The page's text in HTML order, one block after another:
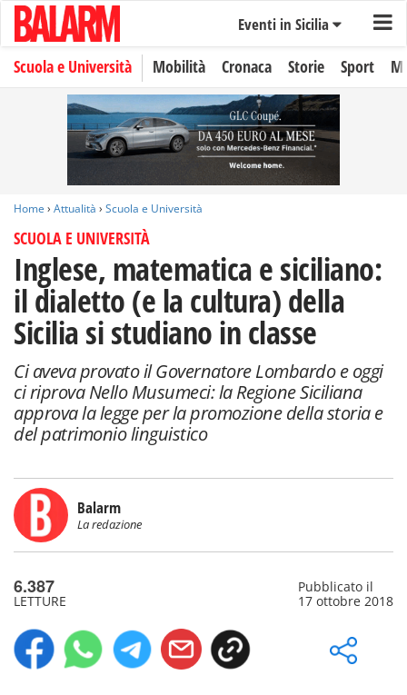
Eventi in Sicilia
Scuola e Università Mobilità Cronaca Storie Sport
Home › Attualità › Scuola e Università
SCUOLA E UNIVERSITÀ
Inglese, matematica e siciliano:
il dialetto (e la cultura) della
Sicilia si studiano in classe
Ci aveva provato il Governatore Lombardo e oggi
ci riprova Nello Musumeci: la Regione Siciliana
approva la legge per la promozione della storia e
del patrimonio linguistico
Balarm
La redazione
6.387
LETTURE
Pubblicato il
17 ottobre 2018